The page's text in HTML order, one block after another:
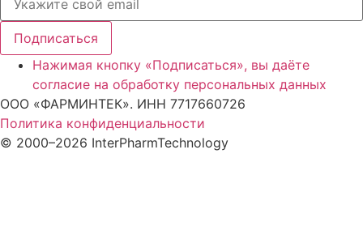
Подписаться
Нажимая кнопку «Подписаться», вы даёте
согласие на обработку персональных данных
ООО «ФАРМИНТЕК». ИНН 7717660726
Политика конфиденциальности
© 2000–2026 InterPharmTechnology